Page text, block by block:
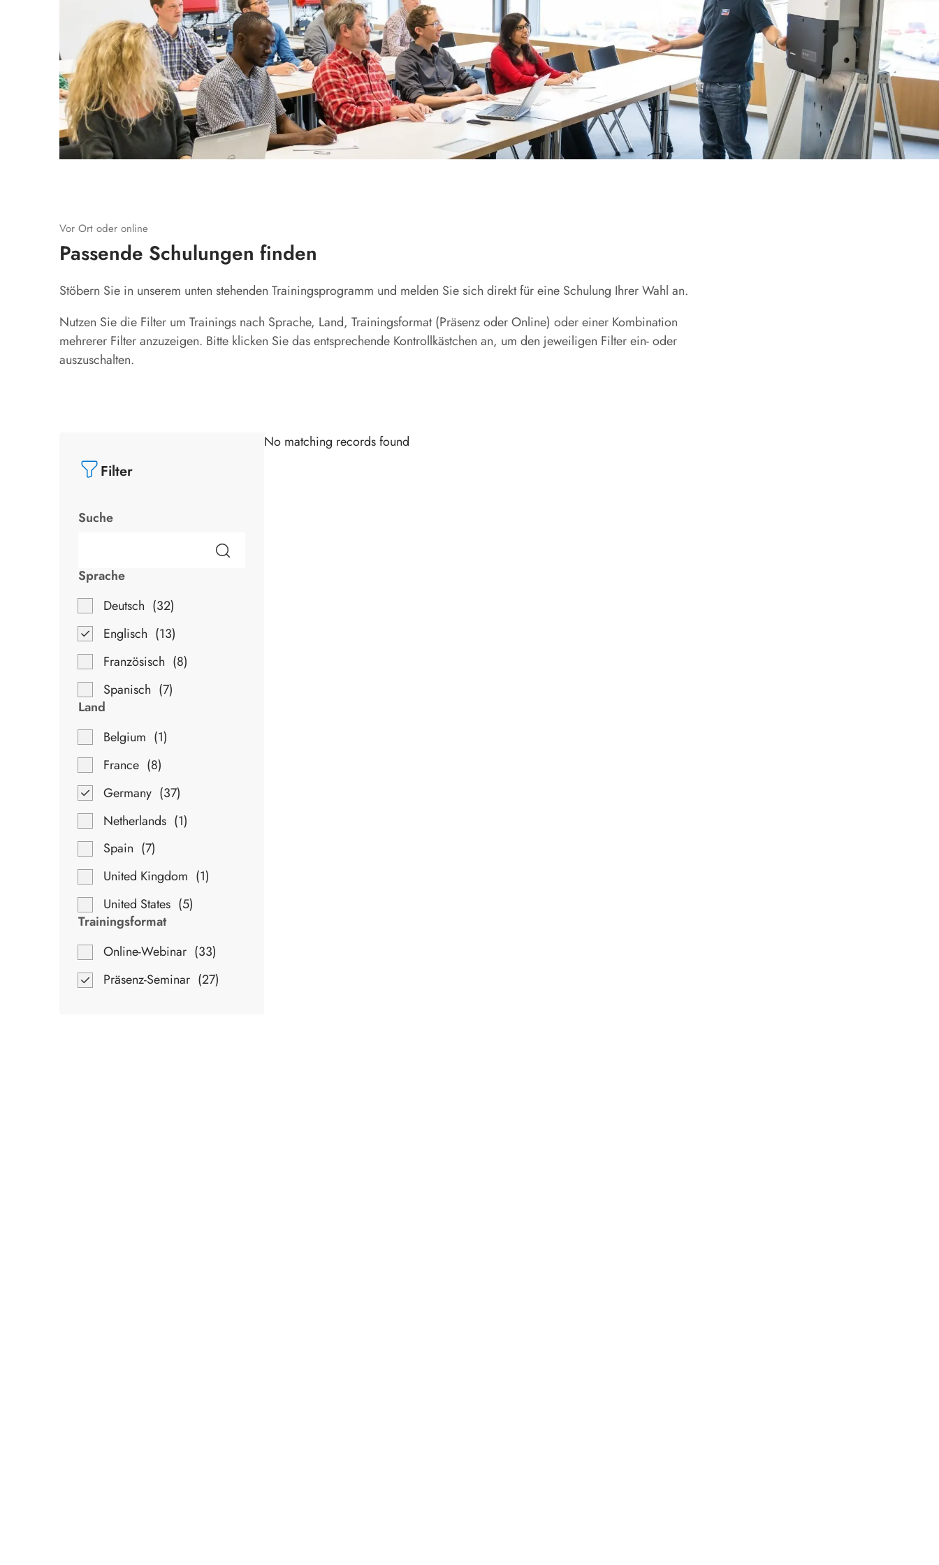
Vor Ort oder online
Passende Schulungen finden
Stöbern Sie in unserem unten stehenden Trainingsprogramm und melden Sie sich direkt für eine Schulung Ihrer Wahl an.
Nutzen Sie die Filter um Trainings nach Sprache, Land, Trainingsformat (Präsenz oder Online) oder einer Kombination
mehrerer Filter anzuzeigen. Bitte klicken Sie das entsprechende Kontrollkästchen an, um den jeweiligen Filter ein- oder
auszuschalten.
Filter
Suche
Sprache
Deutsch
32
Englisch
13
Französisch
8
Spanisch
7
Land
Belgium
1
France
8
Germany
37
Netherlands
1
Spain
7
United Kingdom
1
United States
5
Trainingsformat
Online-Webinar
33
Präsenz-Seminar
27
No matching records found